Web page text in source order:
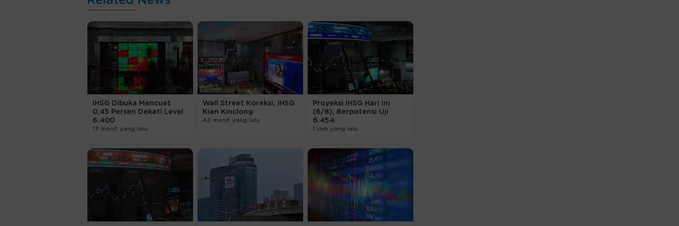
IHSG Dibuka Mencuat
0,45 Persen Dekati Level
6.400
13 menit yang lalu
Wall Street Koreksi, IHSG
Kian Kinclong
43 menit yang lalu
Proyeksi IHSG Hari Ini
(6/8), Berpotensi Uji
6.454
1 jam yang lalu